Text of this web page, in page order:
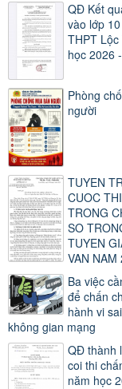
QĐ Kết
vào lớp
THPT
học 2026
Phòng
người
TUYEN
CUOC
TRONG
SO
TUYEN
VAN NAM
Ba việc
để chấn
hành vi
không gian mạng
QĐ thành
coi thi
năm học